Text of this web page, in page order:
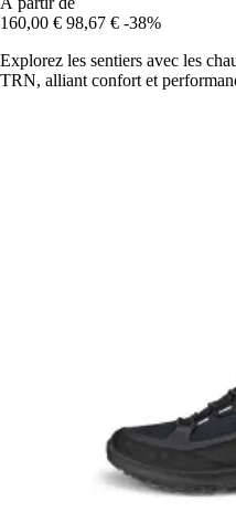
160,00 € 98,67 € -38%
Explorez les sentiers avec les
TRN, alliant confort et